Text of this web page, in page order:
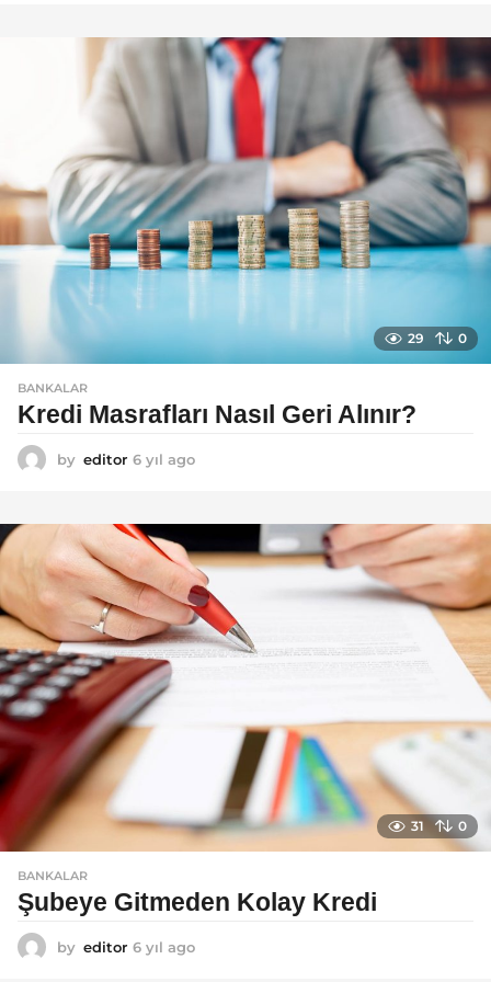
l
a
29 0
BANKALAR
Kredi Masrafları Nasıl Geri Alınır?
by editor 6 yıl ago
l
g
o
31 0
BANKALAR
Şubeye Gitmeden Kolay Kredi
by editor 6 yıl ago